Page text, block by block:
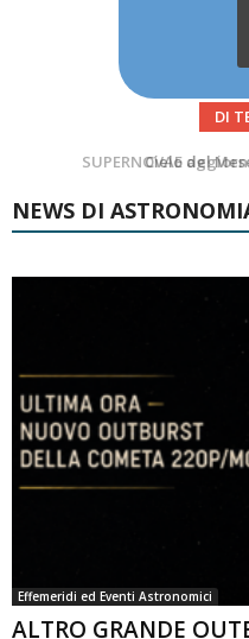
DI
SUPERNOVAE
Le Comete del mese di
NEWS DI
Effemeridi ed Eventi Astronomici
ALTRO GRANDE